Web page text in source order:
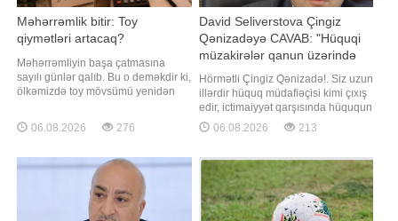
Məhərrəmlik bitir: Toy
qiymətləri artacaq?
Məhərrəmliyin başa çatmasına
sayılı günlər qalıb. Bu o deməkdir ki,
ölkəmizdə toy mövsümü yenidən
Evlənməyə hazırlaşan cütlükləri ən
çox maraqlandıran məsələlərdən
dəyişib-dəyişməməsi, eləcə də
uyğun tarix tapmağın
mümkünlüyüdür. Bəs real duru
06.08.2026 276
David Seliverstova Çingiz
Qənizadəyə CAVAB: "Hüquqi
müzakirələr qanun üzərində
qurulmalıdır"
Hörmətli Çingiz Qənizadə!. Siz uzun
illərdir hüquq müdafiəçisi kimi çıxış
edir, ictimaiyyət qarşısında hüququn
aliliyini, qanunçuluğu və
Konstitusiyanın prinsiplərini
Məhz buna görə də cəmiyyət sizdən
hər bir məsələyə hüquqi meyarlarla
yanaşmağı gözləyir. Azərbayca
06.08.2026 213